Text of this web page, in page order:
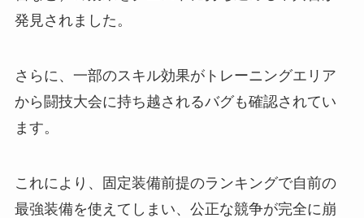
発見されました。
さらに、一部のスキル効果がトレーニングエリア
から闘技大会に持ち越されるバグも確認されてい
ます。
これにより、固定装備前提のランキングで自前の
最強装備を使えてしまい、公正な競争が完全に崩